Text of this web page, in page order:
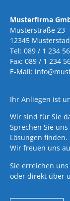
Musterfirma
Musterstraße 23
12345
Tel: 089 / 1 234
Fax: 089 / 1 234
E-Mail:
Ihr Anliegen ist
Wir sind für Sie
Sprechen Sie
Lösungen finden.
Wir freuen uns
Sie erreichen
oder direkt über